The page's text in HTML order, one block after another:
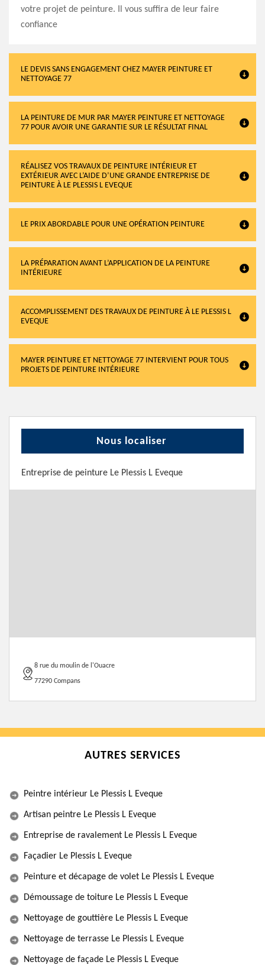
votre projet de peinture. Il vous suffira de leur faire
confiance
LE DEVIS SANS ENGAGEMENT CHEZ MAYER PEINTURE ET
NETTOYAGE 77
LA PEINTURE DE MUR PAR MAYER PEINTURE ET NETTOYAGE
77 POUR AVOIR UNE GARANTIE SUR LE RÉSULTAT FINAL
RÉALISEZ VOS TRAVAUX DE PEINTURE INTÉRIEUR ET
EXTÉRIEUR AVEC L’AIDE D’UNE GRANDE ENTREPRISE DE
PEINTURE À LE PLESSIS L EVEQUE
LE PRIX ABORDABLE POUR UNE OPÉRATION PEINTURE
LA PRÉPARATION AVANT L’APPLICATION DE LA PEINTURE
INTÉRIEURE
ACCOMPLISSEMENT DES TRAVAUX DE PEINTURE À LE PLESSIS L
EVEQUE
MAYER PEINTURE ET NETTOYAGE 77 INTERVIENT POUR TOUS
PROJETS DE PEINTURE INTÉRIEURE
Nous localiser
Entreprise de peinture Le Plessis L Eveque
8 rue du moulin de l'Ouacre
77290 Compans
AUTRES SERVICES
Peintre intérieur Le Plessis L Eveque
Artisan peintre Le Plessis L Eveque
Entreprise de ravalement Le Plessis L Eveque
Façadier Le Plessis L Eveque
Peinture et décapage de volet Le Plessis L Eveque
Démoussage de toiture Le Plessis L Eveque
Nettoyage de gouttière Le Plessis L Eveque
Nettoyage de terrasse Le Plessis L Eveque
Nettoyage de façade Le Plessis L Eveque